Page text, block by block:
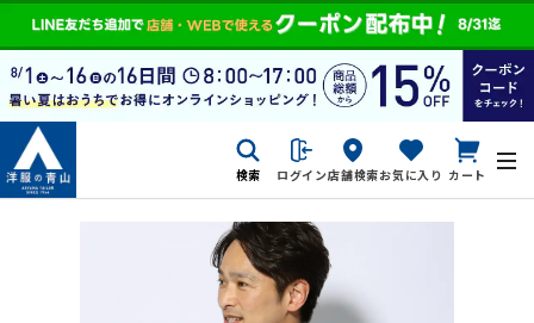
検索 ログイン店舗検索お気に入り カート